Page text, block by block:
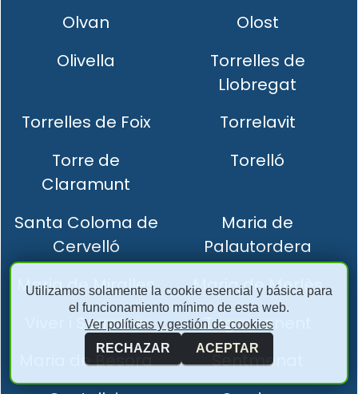
Olvan
Olost
Olivella
Torrelles de
Llobregat
Torrelles de Foix
Torrelavit
Torre de
Claramunt
Torelló
Santa Coloma de
Cervelló
Maria de
Palautordera
Maria de Miralles
Maria de Merlès
Viver i Serrateix
Tagamanent
Maria de Besora
Sentmenat
Utilizamos solamente la cookie esencial y básica para
el funcionamiento mínimo de esta web.
Ver políticas y gestión de cookies
RECHAZAR
ACEPTAR